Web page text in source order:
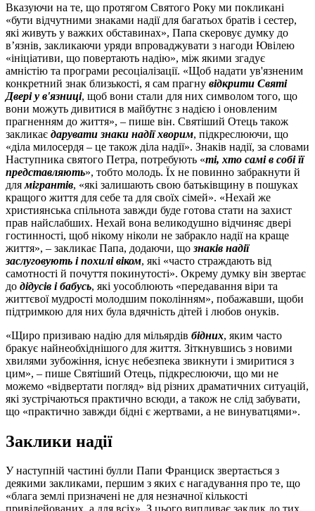
Вказуючи на те, що протягом Святого Року ми покликані
«бути відчутними знаками надії для багатьох братів і сестер,
які живуть у важких обставинах», Папа скеровує думку до
в’язнів, закликаючи уряди впроваджувати з нагоди Ювілею
«ініціативи, що повертають надію», між якими згадує
амністію та програми ресоціалізації. «Щоб надати ув'язненим
конкретний знак близькості, я сам прагну відкрити Святі
Двері у в'язниці, щоб вони стали для них символом того, що
вони можуть дивитися в майбутнє з надією і оновленим
прагненням до життя», – пише він. Святіший Отець також
закликає дарувати знаки надії хворим, підкреслюючи, що
«діла милосердя – це також діла надії». Знаків надії, за словами
Наступника святого Петра, потребують «ті, хто самі в собі її
представляють», тобто молодь. Їх не повинно забракнути й
длямігрантів, «які залишають свою батьківщину в пошуках
кращого життя для себе та для своїх сімей». «Нехай же
християнська спільнота завжди буде готова стати на захист
прав найслабших. Нехай вона великодушно відчиняє двері
гостинності, щоб нікому ніколи не забракло надії на краще
життя», – закликає Папа, додаючи, що знаків надії
заслуговують і похилі віком, які «часто страждають від
самотності й почуття покинутості». Окрему думку він звертає
до дідусів і бабусь, які уособлюють «передавання віри та
життєвої мудрості молодшим поколінням», побажавши, щоби
підтримкою для них була вдячність дітей і любов онуків.
«Щиро призиваю надію для мільярдів бідних, яким часто
бракує найнеобхіднішого для життя. Зіткнувшись з новими
хвилями зубожіння, існує небезпека звикнути і змиритися з
цим», – пише Святіший Отець, підкреслюючи, що ми не
можемо «відвертати погляд» від різних драматичних ситуацій,
які зустрічаються практично всюди, а також не слід забувати,
що «практично завжди бідні є жертвами, а не винуватцями».
Заклики надії
У наступній частині булли Папи Франциск звертається з
деякими закликами, першим з яких є нагадування про те, що
«блага землі призначені не для незначної кількості